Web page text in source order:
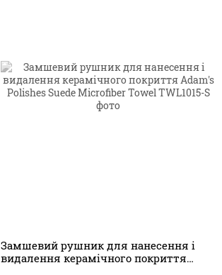
Замшевий рушник для нанесення і
видалення керамічного покриття